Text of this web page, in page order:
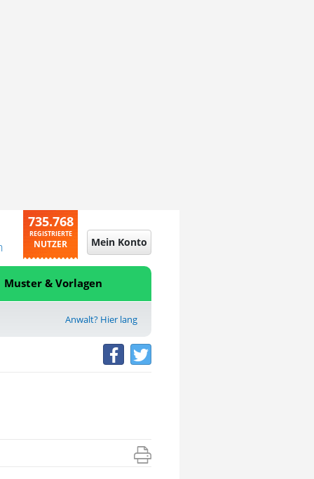
735.768
REGISTRIERTE
NUTZER Mein Konto
Muster & Vorlagen
Anwalt? Hier lang